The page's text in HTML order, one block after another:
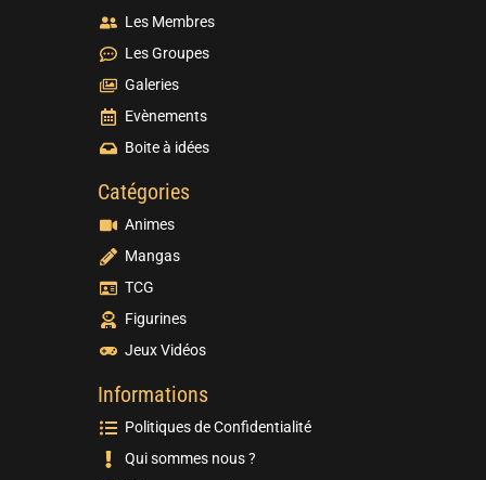
Les Membres
Les Groupes
Galeries
Evènements
Boite à idées
Catégories
Animes
Mangas
TCG
Figurines
Jeux Vidéos
Informations
Politiques de Confidentialité
Qui sommes nous ?